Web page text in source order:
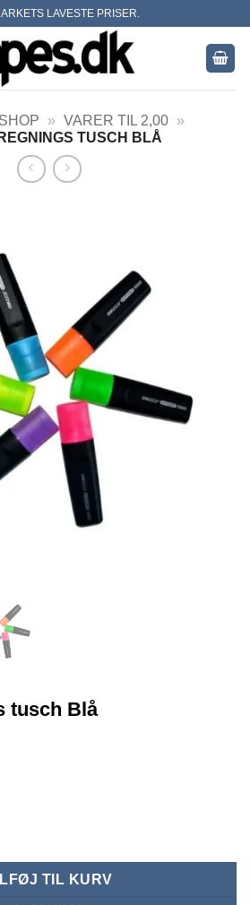
LAVESTE PRISER.
SHOP » VARER TIL 2,00 »
TUSCH BLÅ
tusch Blå
antal
TIL KURV